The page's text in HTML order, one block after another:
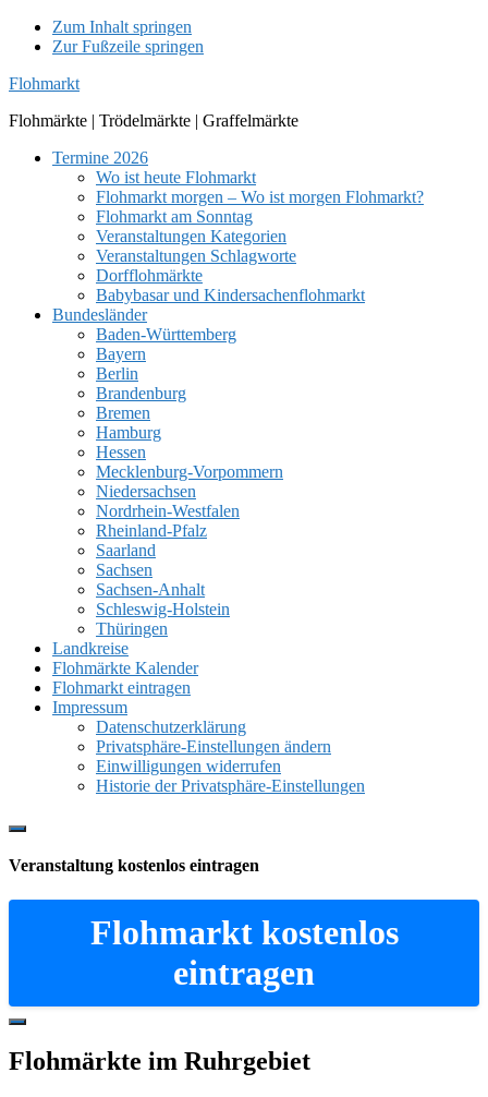
Zum Inhalt springen
Zur Fußzeile springen
Flohmarkt
Flohmärkte | Trödelmärkte | Graffelmärkte
Termine 2026
Wo ist heute Flohmarkt
Flohmarkt morgen – Wo ist morgen Flohmarkt?
Flohmarkt am Sonntag
Veranstaltungen Kategorien
Veranstaltungen Schlagworte
Dorfflohmärkte
Babybasar und Kindersachenflohmarkt
Bundesländer
Baden-Württemberg
Bayern
Berlin
Brandenburg
Bremen
Hamburg
Hessen
Mecklenburg-Vorpommern
Niedersachsen
Nordrhein-Westfalen
Rheinland-Pfalz
Saarland
Sachsen
Sachsen-Anhalt
Schleswig-Holstein
Thüringen
Landkreise
Flohmärkte Kalender
Flohmarkt eintragen
Impressum
Datenschutzerklärung
Privatsphäre-Einstellungen ändern
Einwilligungen widerrufen
Historie der Privatsphäre-Einstellungen
Show
Content
Veranstaltung kostenlos eintragen
Flohmarkt kostenlos
eintragen
Hide
Content
Flohmärkte im Ruhrgebiet